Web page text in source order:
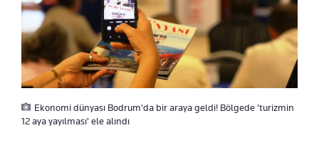
Ekonomi dünyası Bodrum'da bir araya geldi! Bölgede 'turizmin
12 aya yayılması' ele alındı